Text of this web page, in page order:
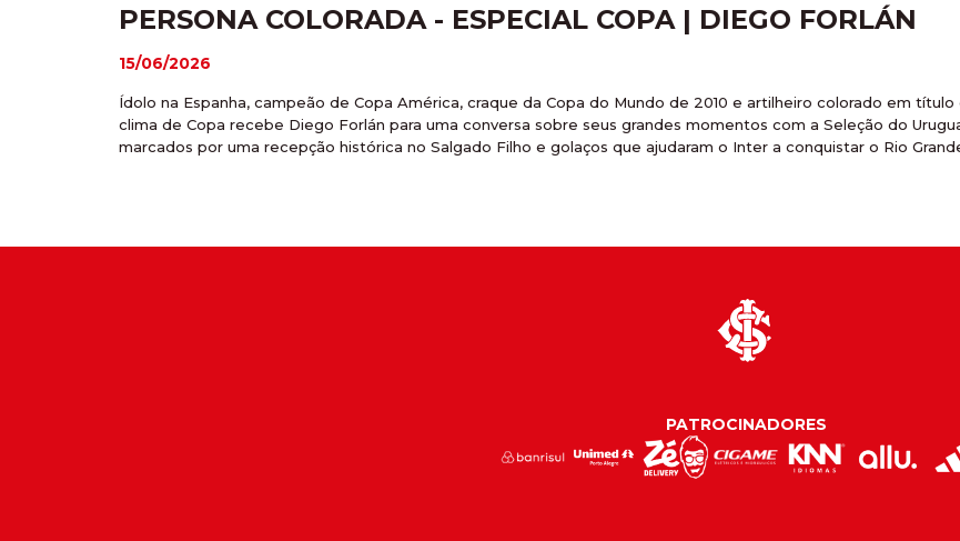
PERSONA COLORADA - ESPECIAL COPA | DIEGO FORLÁN
15/06/2026
Ídolo na Espanha, campeão de Copa América, craque da Copa do Mundo de 2010 e artilheiro colorado em
clima de Copa recebe Diego Forlán para uma conversa sobre seus grandes momentos com a Seleção do
marcados por uma recepção histórica no Salgado Filho e golaços que ajudaram o Inter a conquistar o Rio
PATROCINADORES